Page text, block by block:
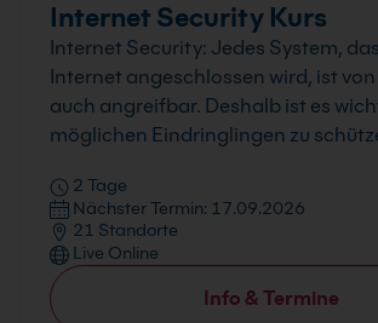
Internet Security Kurs
Internet Security: Jedes System,
Internet angeschlossen wird, ist
auch angreifbar. Deshalb ist es
möglichen Eindringlingen zu
2 Tage
Nächster Termin: 17.09.2026
21 Standorte
Live Online
Info & Termine